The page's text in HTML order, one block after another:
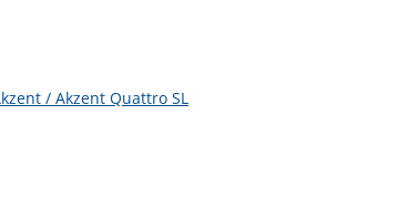
/ Akzent Quattro SL